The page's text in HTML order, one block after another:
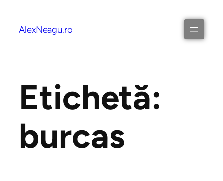
AlexNeagu.ro
Etichetă:
burcas